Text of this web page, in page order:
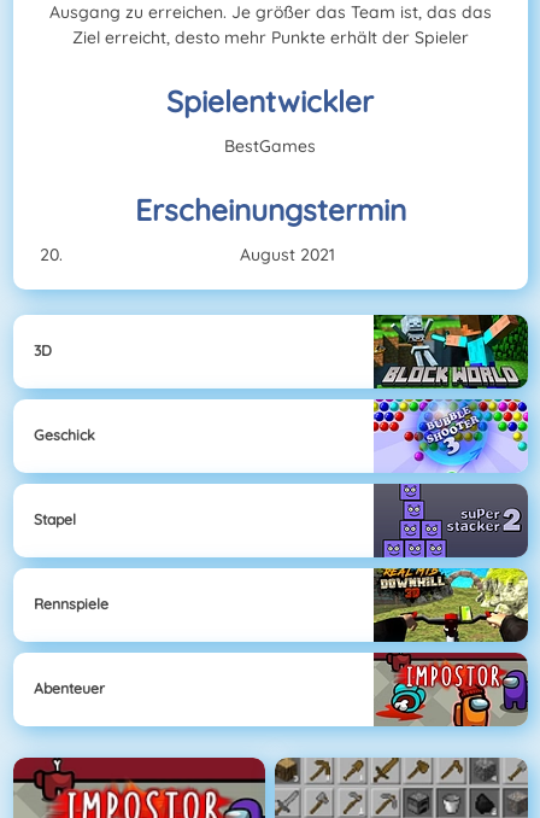
Ausgang zu erreichen. Je größer das Team ist, das das
Ziel erreicht, desto mehr Punkte erhält der Spieler
Spielentwickler
BestGames
Erscheinungstermin
August 2021
3D
Geschick
Stapel
Rennspiele
Abenteuer